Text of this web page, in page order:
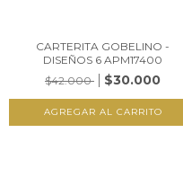
CARTERITA GOBELINO -
DISEÑOS 6 APM17400
$42.000
$30.000